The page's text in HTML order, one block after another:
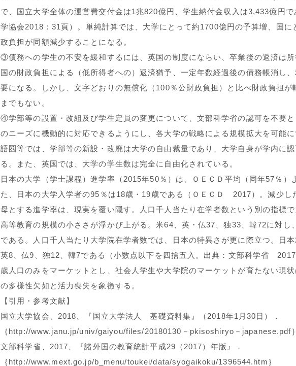
で、国立大学全体の運営費交付金は1兆820億円、学生納付金収入は3,433億円で
学協会2018：31頁）。単純計算では、大学にとって約1700億円の予算増、国に
政負担が同額減少することになる。
③債務への学生の不安を緩和するには、英国の制度にならい、卒業後の返済は所
国の財政負担による（低所得者への）返済猶予、一定年数経過後の債務帳消し
要になる。しかし、文字どおりの無償化（100％公財政負担）と比べ財政負担が
までもない。
④学部等の設置・改組及び学生定員の変更について、文部科学省の認可を不要
のニーズに機動的に対応できるようにし、各大学の戦略による規模拡大を可能
語圏等では、学部等の新設・改廃は大学の自由裁量であり、大学自身が学内に
る。また、英国では、大学の学生数は完全に自由化されている。
日本の大学（学士課程）進学率（2015年50％）は、ＯＥＣＤ平均（同年57％）
た、日本の大学入学者の95％は18歳・19歳である（ＯＥＣＤ 2017）。減少し
母とする進学率は、現実を覆い隠す。人口千人当たり在学者数という別の指標
高等教育の規模の小ささが浮かび上がる。米64、英・仏37、独33、韓72に対し
である。人口千人当たり大学院在学者数では、日本の特異さが更に際立つ。日本
英8、仏9、独12、韓7である（小数点以下を四捨五入。出典：文部科学省
歳人口のみをマーケットとし、社会人学生や大学院のマーケットが育たない現
の多様性欠如と活力喪失を象徴する。
【引用・参考文献】
国立大学協会、2018、『国立大学法人 基礎資料集』（2018年1月30日）．
｛http://www.janu.jp/univ/gaiyou/files/20180130－pkisoshiryo－japanese.pdf｝
文部科学省、2017、『諸外国の教育統計平成29（2017）年版』．
｛http://www.mext.go.jp/b_menu/toukei/data/syogaikoku/1396544.htm｝